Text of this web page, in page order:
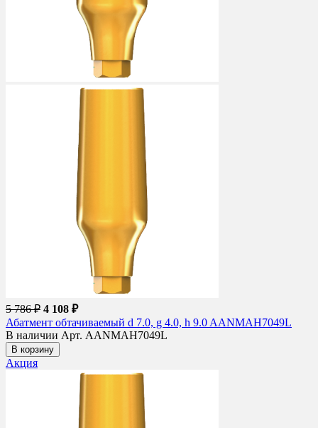
5 786 ₽ 4 108 ₽
Абатмент обтачиваемый d 7.0, g 4.0, h 9.0 AANMAH7049L
В наличии Арт. AANMAH7049L
В корзину
Акция